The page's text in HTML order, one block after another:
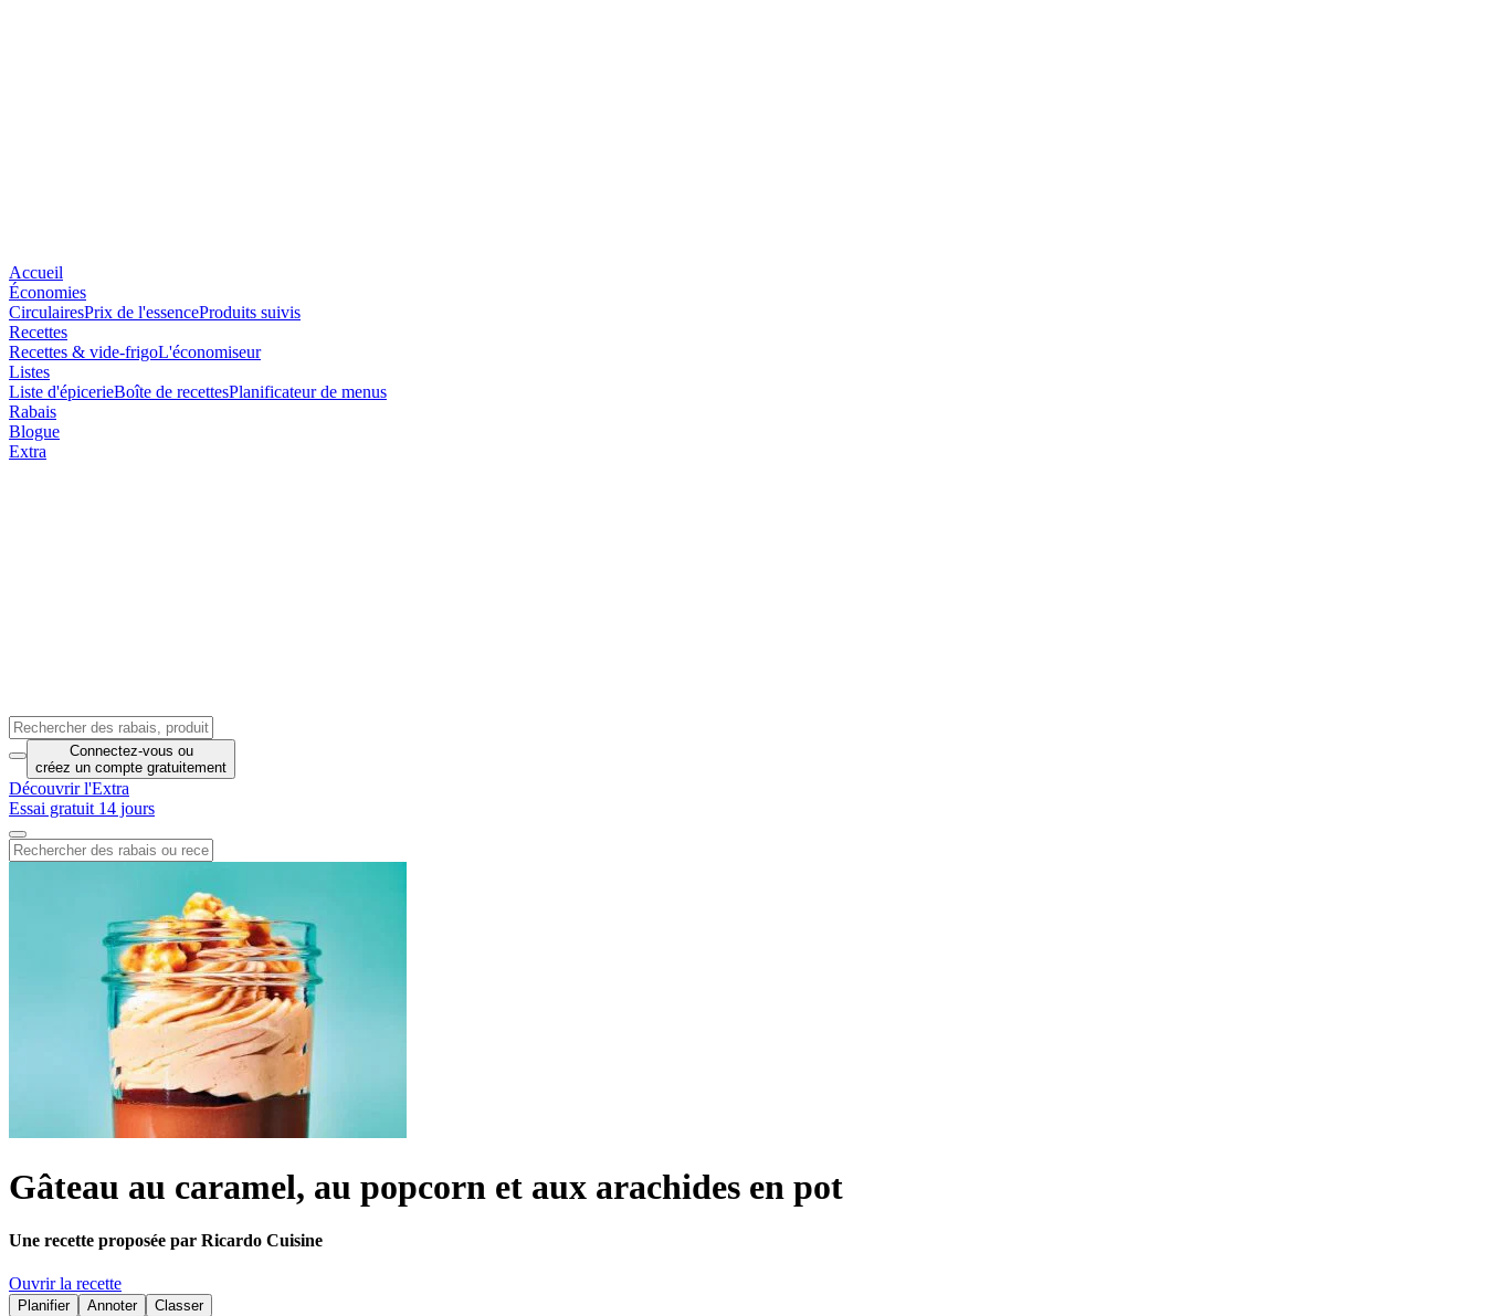
Accueil
Économies
CirculairesPrix de l'essenceProduits suivis
Recettes
Recettes & vide-frigoL'économiseur
Listes
Liste d'épicerieBoîte de recettesPlanificateur de menus
Rabais
Blogue
Extra
Connectez-vous ou
créez un compte gratuitement
Découvrir l'Extra
Essai gratuit 14 jours
Gâteau au caramel, au popcorn et aux arachides en pot
Une recette proposée par Ricardo Cuisine
Ouvrir la recette
Planifier Annoter
Classer